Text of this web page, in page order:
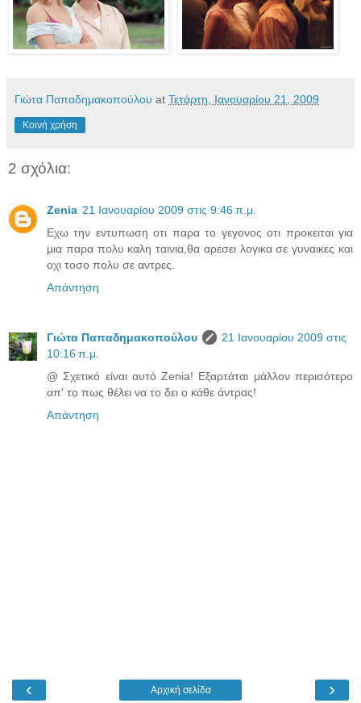
Γιώτα Παπαδημακοπούλου at Τετάρτη, Ιανουαρίου 21, 2009
Κοινή χρήση
2 σχόλια:
Zenia 21 Ιανουαρίου 2009 στις 9:46 π.μ.
Εχω την εντυπωση οτι παρα το γεγονος οτι προκειται για
μια παρα πολυ καλη ταινια,θα αρεσει λογικα σε γυναικες και
οχι τοσο πολυ σε αντρες.
Απάντηση
Γιώτα Παπαδημακοπούλου
21 Ιανουαρίου 2009 στις
10:16 π.μ.
@ Σχετικό είναι αυτό Zenia! Εξαρτάται μάλλον περισότερο
απ' το πως θέλει να το δει ο κάθε άντρας!
Απάντηση
‹ ›
Αρχική σελίδα